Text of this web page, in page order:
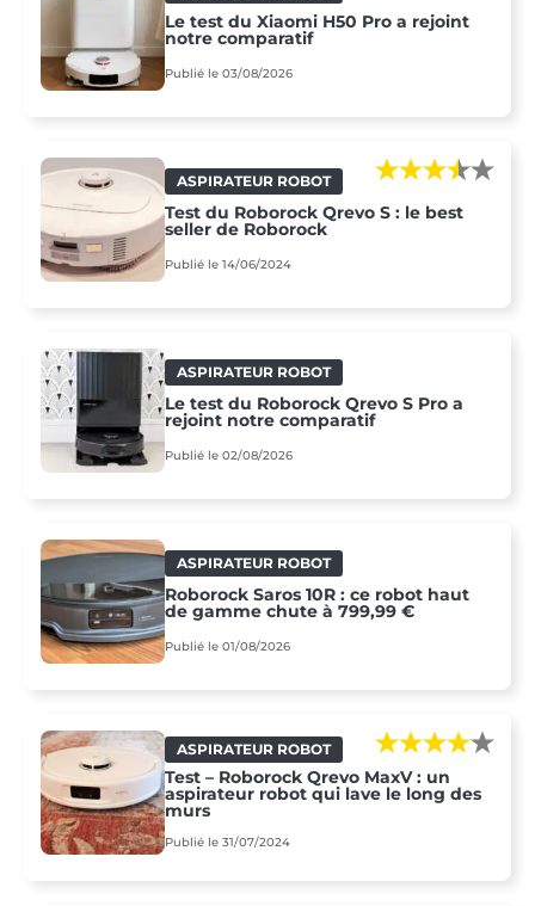
Le test du Xiaomi H50 Pro a rejoint
notre comparatif
Publié le 03/08/2026
ASPIRATEUR ROBOT
Test du Roborock Qrevo S : le best
seller de Roborock
Publié le 14/06/2024
ASPIRATEUR ROBOT
Le test du Roborock Qrevo S Pro a
rejoint notre comparatif
Publié le 02/08/2026
ASPIRATEUR ROBOT
Roborock Saros 10R : ce robot haut
de gamme chute à 799,99 €
Publié le 01/08/2026
ASPIRATEUR ROBOT
Test – Roborock Qrevo MaxV : un
aspirateur robot qui lave le long des
murs
Publié le 31/07/2024